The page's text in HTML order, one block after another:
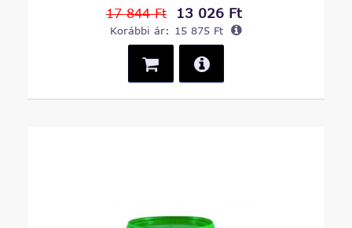
17 844 Ft 13 026 Ft
Korábbi ár: 15 875 Ft